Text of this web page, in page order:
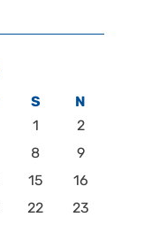
S
N
1
2
8
9
15
16
22
23